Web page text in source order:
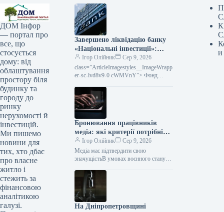
ДОМ Інфор
— портал про
все, що
стосується
дому: від
облаштування
простору біля
будинку та
городу до
ринку
нерухомості й
інвестицій.
Ми пишемо
новини для
тих, хто дбає
про власне
житло і
стежить за
фінансовою
аналітикою
галузі.
Завершено ліквідацію банку
«Національні інвестиції»:
Фонд гарантування припинив
виплати вкладникам
Ігор Олійник
Сер 9, 2026
class=”ArticleImagestyles__ImageWrapp
er-sc-lvd8v9-0 cWMVnY”> Фонд
відшкодуванняВ Україні остаточно
завершилась діяльність банку
Бронювання працівників
медіа: які критерії потрібні
редакції для статусу критично
важливого підприємства
Ігор Олійник
Сер 9, 2026
Медіа має підтвердити свою
значущістьВ умовах воєнного стану
редакції змушені проходити складну
процедуру визнання підприємства
На Дніпропетровщині
и